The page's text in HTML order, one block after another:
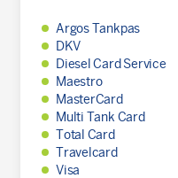
Argos Tankpas
DKV
Diesel Card Service
Maestro
MasterCard
Multi Tank Card
Total Card
Travelcard
Visa